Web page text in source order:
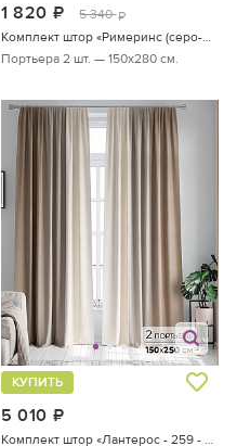
1 820 руб.
5 340 руб.
Комплект штор «Римеринс (серо-бежевый)»
Портьера 2 шт. — 150х280 см.
5 010
КУПИТЬ
Комплект штор «Лантерос - 259 - 250 см»